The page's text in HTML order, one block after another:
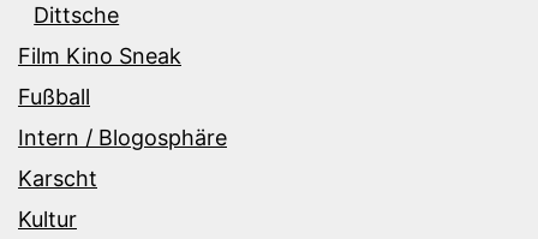
Dittsche
Film Kino Sneak
Fußball
Intern / Blogosphäre
Karscht
Kultur